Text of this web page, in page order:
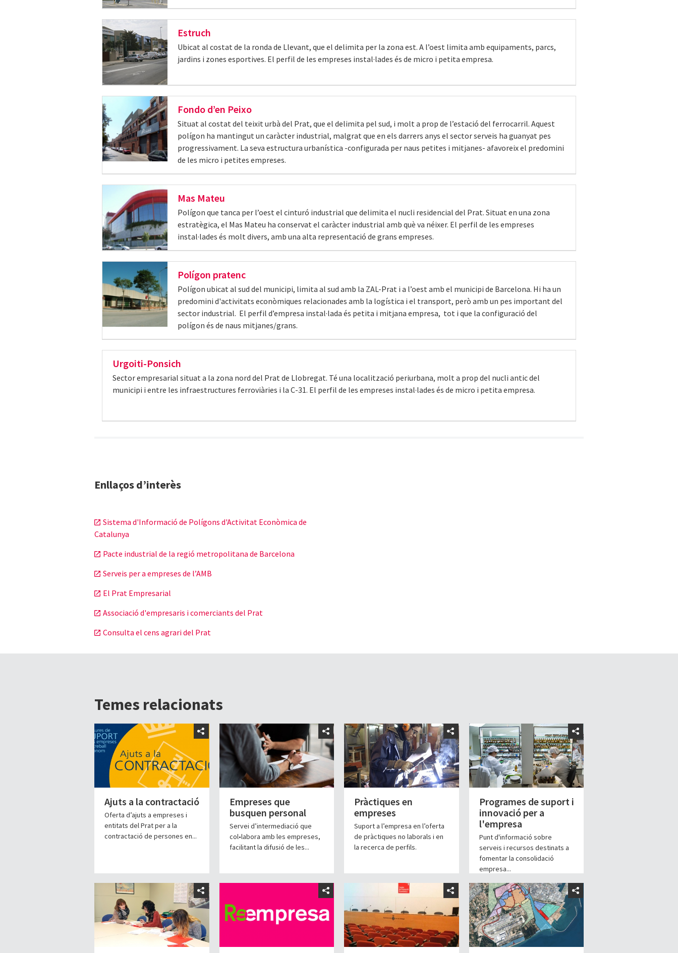
Estruch
Ubicat al costat de la ronda de Llevant, que el delimita per la zona est. A l’oest limita amb equipaments, parcs,
jardins i zones esportives. El perfil de les empreses instal·lades és de micro i petita empresa.
Fondo d’en Peixo
Situat al costat del teixit urbà del Prat, que el delimita pel sud, i molt a prop de l’estació del ferrocarril. Aquest
polígon ha mantingut un caràcter industrial, malgrat que en els darrers anys el sector serveis ha guanyat pes
progressivament. La seva estructura urbanística -configurada per naus petites i mitjanes- afavoreix el predomini
de les micro i petites empreses.
Mas Mateu
Polígon que tanca per l’oest el cinturó industrial que delimita el nucli residencial del Prat. Situat en una zona
estratègica, el Mas Mateu ha conservat el caràcter industrial amb què va néixer. El perfil de les empreses
instal·lades és molt divers, amb una alta representació de grans empreses.
Polígon pratenc
Polígon ubicat al sud del municipi, limita al sud amb la ZAL-Prat i a l’oest amb el municipi de Barcelona. Hi ha un
predomini d'activitats econòmiques relacionades amb la logística i el transport, però amb un pes important del
sector industrial. El perfil d’empresa instal·lada és petita i mitjana empresa, tot i que la configuració del
polígon és de naus mitjanes/grans.
Urgoiti-Ponsich
Sector empresarial situat a la zona nord del Prat de Llobregat. Té una localització periurbana, molt a prop del nucli antic del
municipi i entre les infraestructures ferroviàries i la C-31. El perfil de les empreses instal·lades és de micro i petita empresa.
Enllaços d’interès
Sistema d'Informació de Polígons d'Activitat Econòmica de
Catalunya
Pacte industrial de la regió metropolitana de Barcelona
Serveis per a empreses de l’AMB
El Prat Empresarial
Associació d'empresaris i comerciants del Prat
Consulta el cens agrari del Prat
Temes relacionats
Ajuts a la contractació
Oferta d’ajuts a empreses i
entitats del Prat per a la
contractació de persones en...
Empreses que
busquen personal
Servei d’intermediació que
col•labora amb les empreses,
facilitant la difusió de les...
Pràctiques en
empreses
Suport a l’empresa en l’oferta
de pràctiques no laborals i en
la recerca de perfils.
Programes de suport i
innovació per a
l'empresa
Punt d'informació sobre
serveis i recursos destinats a
fomentar la consolidació
empresa...